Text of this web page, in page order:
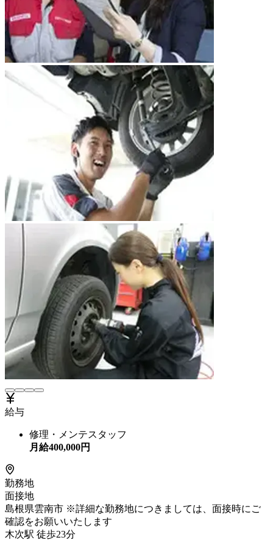
給与
修理・メンテスタッフ
月給400,000円
勤務地
面接地
島根県雲南市 ※詳細な勤務地につきましては、面接時にご
確認をお願いいたします
木次駅 徒歩23分